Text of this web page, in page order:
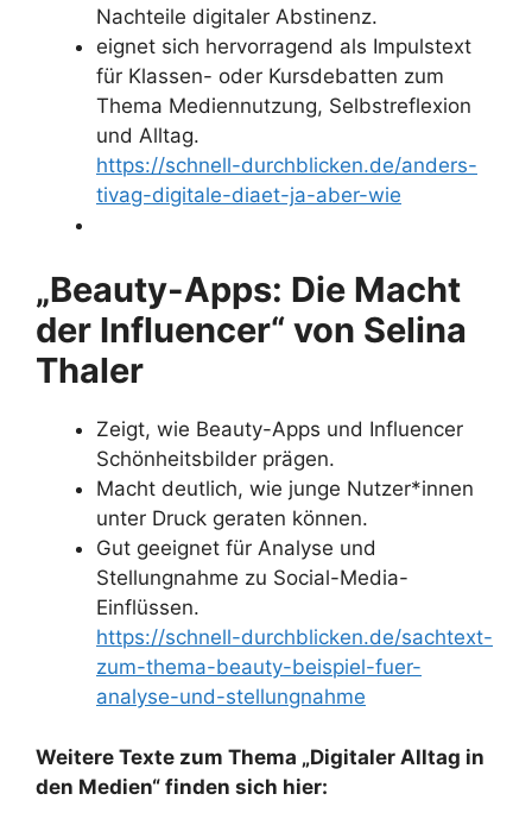
Nachteile digitaler Abstinenz.
eignet sich hervorragend als Impulstext
für Klassen- oder Kursdebatten zum
Thema Mediennutzung, Selbstreflexion
und Alltag.
https://schnell-durchblicken.de/anders-
tivag-digitale-diaet-ja-aber-wie
„Beauty-Apps: Die Macht
der Influencer“ von Selina
Thaler
Zeigt, wie Beauty-Apps und Influencer
Schönheitsbilder prägen.
Macht deutlich, wie junge Nutzer*innen
unter Druck geraten können.
Gut geeignet für Analyse und
Stellungnahme zu Social-Media-
Einflüssen.
https://schnell-durchblicken.de/sachtext-
zum-thema-beauty-beispiel-fuer-
analyse-und-stellungnahme
Weitere Texte zum Thema „Digitaler Alltag in
den Medien“ finden sich hier: